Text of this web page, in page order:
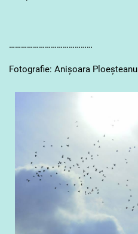
……………………………………
Fotografie: Anișoara Ploeșteanu